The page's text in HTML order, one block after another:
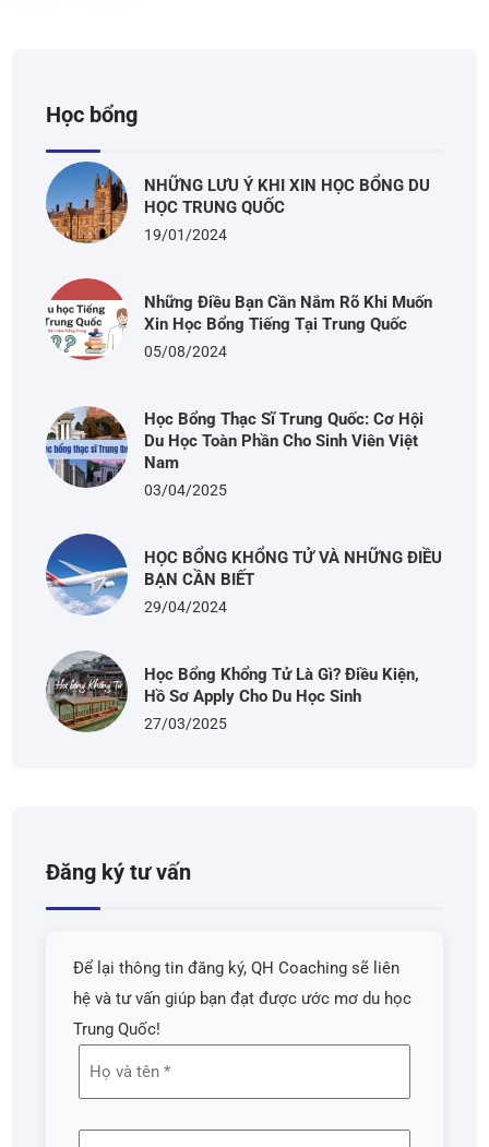
Học bổng
NHỮNG LƯU Ý KHI XIN HỌC BỔNG DU
HỌC TRUNG QUỐC
19/01/2024
Những Điều Bạn Cần Nắm Rõ Khi Muốn
Xin Học Bổng Tiếng Tại Trung Quốc
05/08/2024
Học Bổng Thạc Sĩ Trung Quốc: Cơ Hội
Du Học Toàn Phần Cho Sinh Viên Việt
Nam
03/04/2025
HỌC BỔNG KHỔNG TỬ VÀ NHỮNG ĐIỀU
BẠN CẦN BIẾT
29/04/2024
Học Bổng Khổng Tử Là Gì? Điều Kiện,
Hồ Sơ Apply Cho Du Học Sinh
27/03/2025
Đăng ký tư vấn
Để lại thông tin đăng ký, QH Coaching sẽ liên
hệ và tư vấn giúp bạn đạt được ước mơ du học
Trung Quốc!
tên